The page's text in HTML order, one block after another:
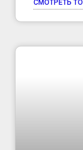
СМОТРЕТЬ